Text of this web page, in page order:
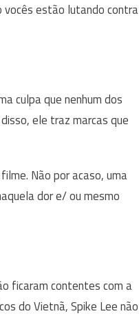
vocês estão lutando contra
culpa que nenhum dos
ele traz marcas que
Não por acaso, uma
dor e/ ou mesmo
ficaram contentes com a
do Vietnã, Spike Lee não